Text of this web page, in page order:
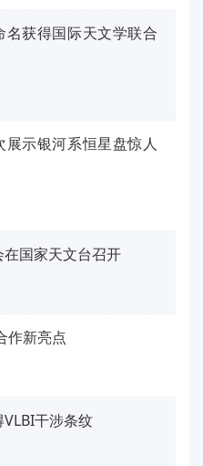
获得国际天文学联合
示银河系恒星盘惊人
国家天文台召开
作新亮点
VLBI干涉条纹